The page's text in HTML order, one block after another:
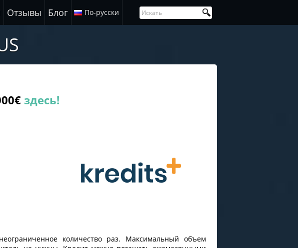
Отзывы Блог По-русски
здесь!
количество раз. Максимальный объем